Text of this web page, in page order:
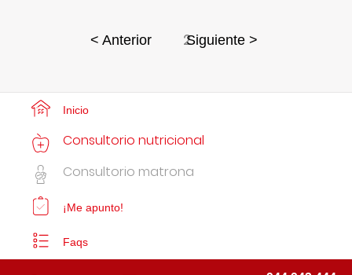
< Anterior 2Siguiente >
Inicio
Consultorio nutricional
Consultorio matrona
¡Me apunto!
Faqs